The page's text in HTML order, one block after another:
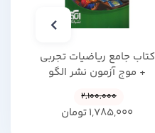
کتاب جامع ریاضیات تجربی
+ موج آزمون نشر الگو
2,100,000
1,785,000تومان